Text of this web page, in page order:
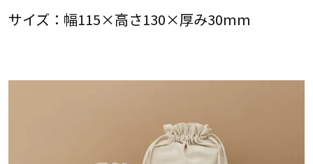
サイズ：幅115×高さ130×厚み30mm